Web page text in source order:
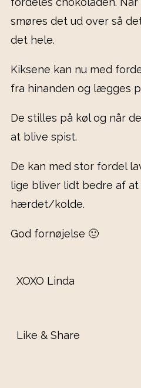
smøres det ud over så
det hele.
Kiksene kan nu med
fra hinanden og lægges
De stilles på køl og når
at blive spist.
De kan med stor fordel
lige bliver lidt bedre af
hærdet/kolde.
God fornøjelse 🙂
XOXO Linda
Like & Share